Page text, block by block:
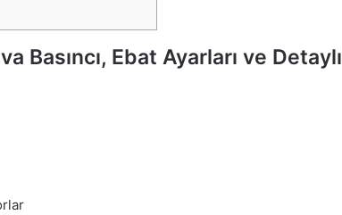
Basıncı, Ebat Ayarları ve Detaylı